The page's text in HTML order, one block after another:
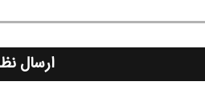
ارسال